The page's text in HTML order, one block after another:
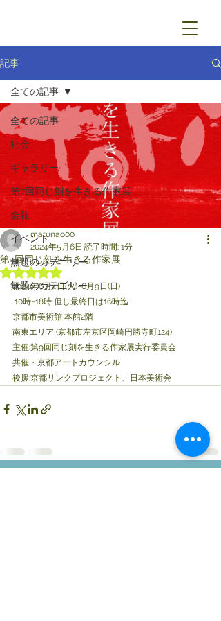
記事
全ての記事
社会
ギャラリー
第7回同じ刻を生きる作家展
会報
イベント
無題のカテゴリー
無題のカテゴリー
全ての記事
第9回同じ刻を生きる作家展
matunao00
2024年5月6日 読了時間: 1分
5つ星のうちNaNと評価されています。
2024年6月4日(火)~6月9日(日)
10時~18時 但し最終日は16時迄
京都市美術館 本館2階
南東エリア (京都市左京区岡崎円勝寺町124)
主催:第9回同じ刻を生きる作家展実行委員会
共催・京都アートカウンシル
後援:京都リンクプロジェクト、日本美術会